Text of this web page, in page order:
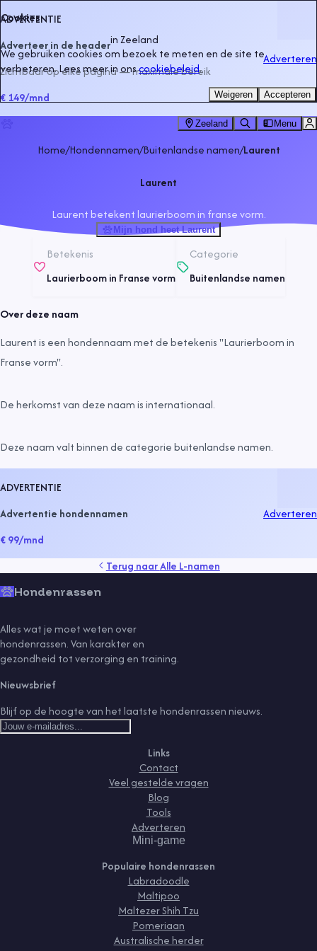
ADVERTENTIE
Adverteer in de headerinZeeland
Zichtbaar op elke pagina — maximale bereik
€ 149/mnd
Adverteren
Zeeland Menu
Home/Hondennamen/Buitenlandse namen/Laurent
Laurent
Laurent betekent laurierboom in franse vorm.
Mijn hond heet Laurent
Betekenis
Laurierboom in Franse vorm
Categorie
Buitenlandse namen
Over deze naam
Laurent is een hondennaam met de betekenis "Laurierboom in
Franse vorm".
De herkomst van deze naam isinternationaal.
Deze naam valt binnen de categoriebuitenlandse namen.
ADVERTENTIE
Advertentie hondennamen
€ 99/mnd
Adverteren
Terug naarAlle L-namen
Hondenrassen
Alles wat je moet weten over
hondenrassen. Van karakter en
gezondheid tot verzorging en training.
Nieuwsbrief
Blijf op de hoogte van het laatste hondenrassen nieuws.
Links
Contact
Veel gestelde vragen
Blog
Tools
Adverteren
Mini-game
Populaire hondenrassen
Labradoodle
Maltipoo
Maltezer Shih Tzu
Pomeriaan
Australische herder
Cookies
We gebruiken cookies om bezoek te meten en de site te
verbeteren. Lees meer in onscookiebeleid.
Weigeren Accepteren